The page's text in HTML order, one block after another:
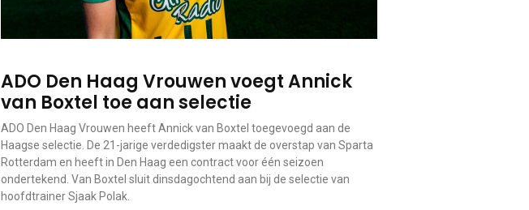
ADO Den Haag Vrouwen voegt Annick
van Boxtel toe aan selectie
ADO Den Haag Vrouwen heeft Annick van Boxtel toegevoegd aan de
Haagse selectie. De 21-jarige verdedigster maakt de overstap van Sparta
Rotterdam en heeft in Den Haag een contract voor één seizoen
ondertekend. Van Boxtel sluit dinsdagochtend aan bij de selectie van
hoofdtrainer Sjaak Polak.